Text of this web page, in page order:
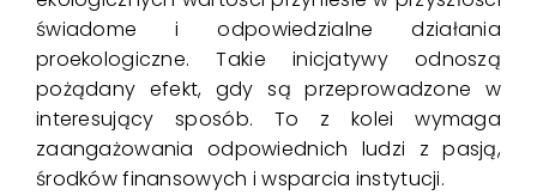
świadome i odpowiedzialne działania
proekologiczne. Takie inicjatywy odnoszą
pożądany efekt, gdy są przeprowadzone w
interesujący sposób. To z kolei wymaga
zaangażowania odpowiednich ludzi z pasją,
środków finansowych i wsparcia instytucji.